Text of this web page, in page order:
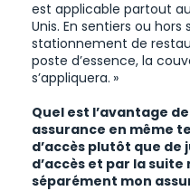
est applicable partout
Unis. En sentiers ou hors
stationnement de
poste d’essence, la
s’appliquera. »
Quel est l’avantage
assurance en même
d’accès plutôt que
d’accès et par la
séparément mon